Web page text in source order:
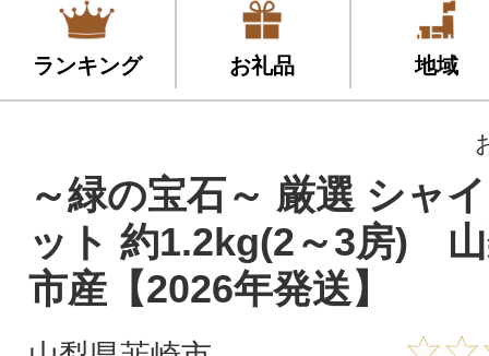
ランキング お礼品 地域
～緑の宝石～ 厳選 シャ
ット 約1.2kg(2～3房)
市産【2026年発送】